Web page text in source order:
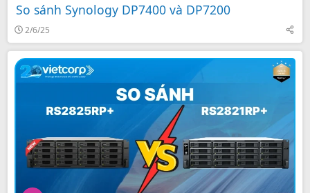
So sánh Synology DP7400 và DP7200
2/6/25